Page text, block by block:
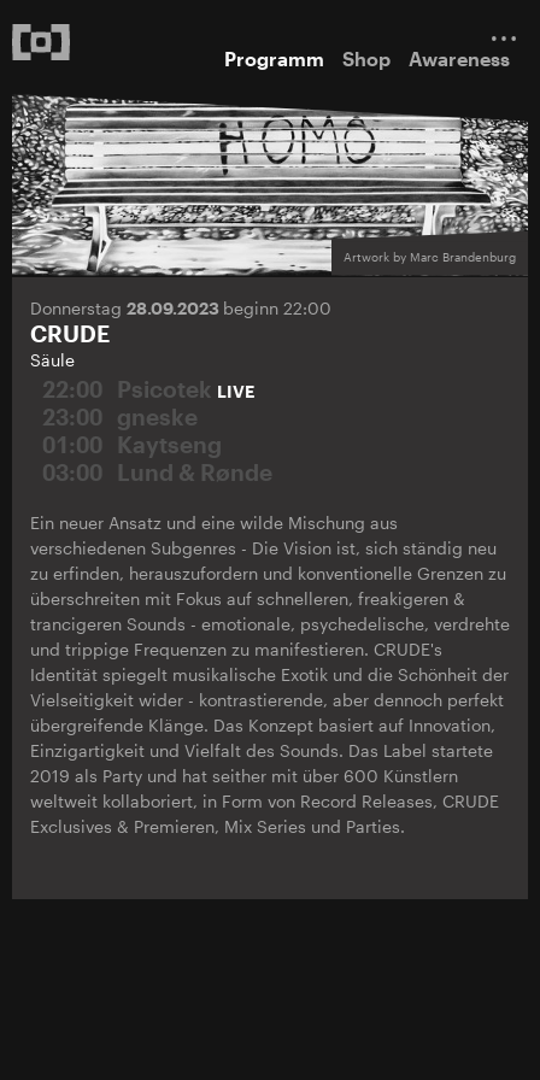
Programm Shop Awareness
Artwork by Marc Brandenburg
Donnerstag 28.09.2023 beginn 22:00
CRUDE
Säule
22:00 Psicotek LIVE
23:00
gneske
01:00
Kaytseng
03:00
Lund & Rønde
Ein neuer Ansatz und eine wilde Mischung aus
verschiedenen Subgenres - Die Vision ist, sich ständig neu
zu erfinden, herauszufordern und konventionelle Grenzen zu
überschreiten mit Fokus auf schnelleren, freakigeren &
trancigeren Sounds - emotionale, psychedelische, verdrehte
und trippige Frequenzen zu manifestieren. CRUDE's
Identität spiegelt musikalische Exotik und die Schönheit der
Vielseitigkeit wider - kontrastierende, aber dennoch perfekt
übergreifende Klänge. Das Konzept basiert auf Innovation,
Einzigartigkeit und Vielfalt des Sounds. Das Label startete
2019 als Party und hat seither mit über 600 Künstlern
weltweit kollaboriert, in Form von Record Releases, CRUDE
Exclusives & Premieren, Mix Series und Parties.